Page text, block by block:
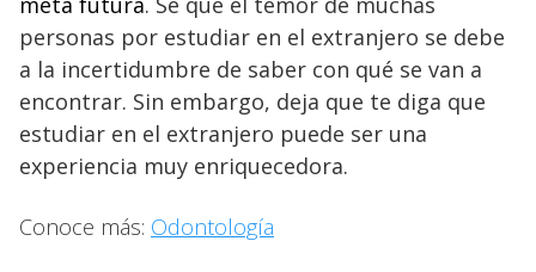
personas por estudiar en el extranjero se debe
a la incertidumbre de saber con qué se van a
encontrar. Sin embargo, deja que te diga que
estudiar en el extranjero puede ser una
experiencia muy enriquecedora.
Conoce más: Odontología